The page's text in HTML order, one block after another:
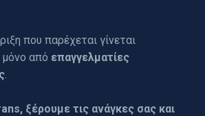
που παρέχεται γίνεται
μόνο από επαγγελματίες
ξέρουμε τις ανάγκες σας και